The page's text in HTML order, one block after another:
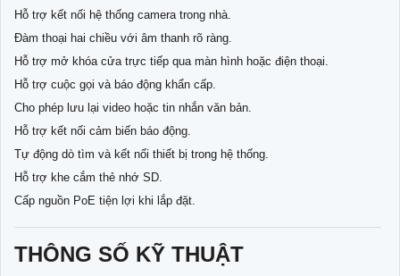
Hỗ trợ kết nối hệ thống camera trong nhà.
Đàm thoại hai chiều với âm thanh rõ ràng.
Hỗ trợ mở khóa cửa trực tiếp qua màn hình hoặc điện thoại.
Hỗ trợ cuộc gọi và báo động khẩn cấp.
Cho phép lưu lại video hoặc tin nhắn văn bản.
Hỗ trợ kết nối cảm biến báo động.
Tự động dò tìm và kết nối thiết bị trong hệ thống.
Hỗ trợ khe cắm thẻ nhớ SD.
Cấp nguồn PoE tiện lợi khi lắp đặt.
THÔNG SỐ KỸ THUẬT